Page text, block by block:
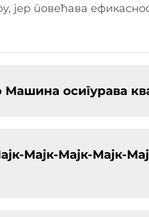
јер повећава
осигурава
Мајк-Мајк-Мајк-